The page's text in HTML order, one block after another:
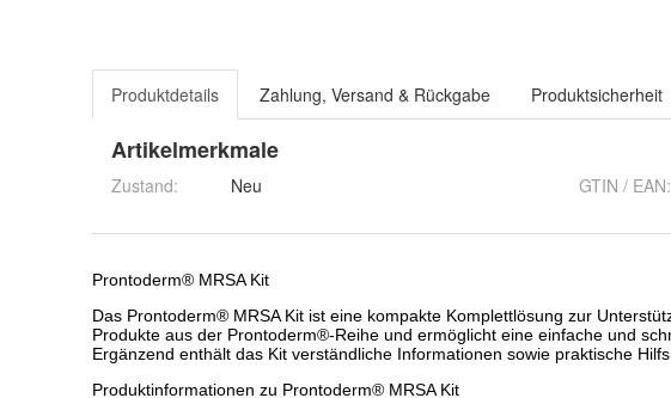
Produktdetails Zahlung, Versand & Rückgabe Produktsicherheit
Artikelmerkmale
Zustand: Neu GTIN / EAN: